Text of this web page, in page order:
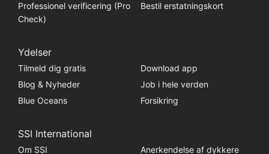
Professionel verificering (Pro
Check)
Bestil erstatningskort
Ydelser
Tilmeld dig gratis
Download app
Blog & Nyheder
Job i hele verden
Blue Oceans
Forsikring
SSI International
Om SSI
Anerkendelse af dykkere